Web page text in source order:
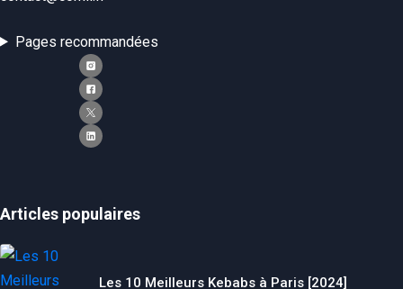
Pages recommandées
Articles populaires
Les 10 Meilleurs Kebabs à Paris [2024]